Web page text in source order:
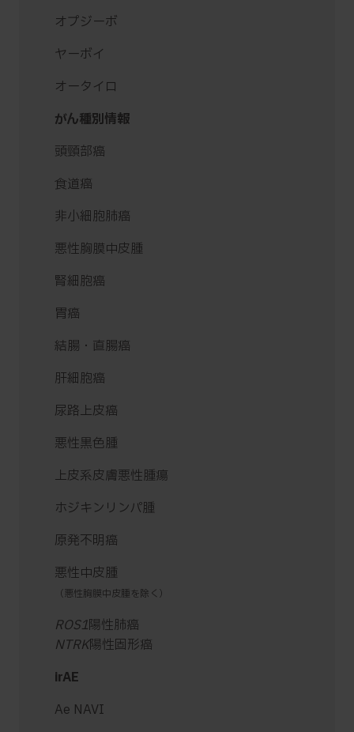
オプジーボ
ヤーボイ
オータイロ
がん種別情報
頭頸部癌
食道癌
非小細胞肺癌
悪性胸膜中皮腫
腎細胞癌
胃癌
結腸・直腸癌
肝細胞癌
尿路上皮癌
悪性黒色腫
上皮系皮膚悪性腫瘍
ホジキンリンパ腫
原発不明癌
悪性中皮腫
（悪性胸膜中皮腫を除く）
ROS1陽性肺癌
NTRK陽性固形癌
irAE
Ae NAVI